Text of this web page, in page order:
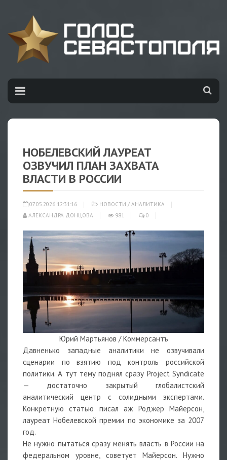
НОБЕЛЕВСКИЙ ЛАУРЕАТ
ОЗВУЧИЛ ПЛАН ЗАХВАТА
ВЛАСТИ В РОССИИ
07.05.2026 12:31:16 НОВОСТИ / АНАЛИТИКА
АЛЕКСАНДРА ДОНЦОВА
981 0
Юрий Мартьянов / Коммерсантъ
Давненько западные аналитики не озвучивали
сценарии по взятию под контроль российской
политики. А тут тему поднял сразу Project Syndicate
— достаточно закрытый глобалистский
аналитический центр с солидными экспертами.
Конкретную статью писал аж Роджер Майерсон,
лауреат Нобелевской премии по экономике за 2007
год.
Не нужно пытаться сразу менять власть в России на
федеральном уровне, советует Майерсон. Нужно